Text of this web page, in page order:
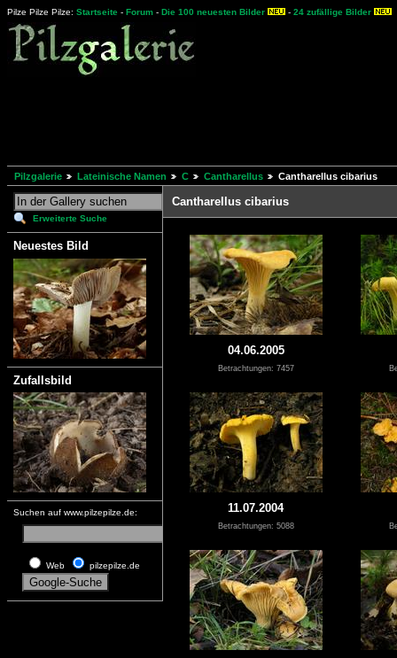
Pilze Pilze Pilze: Startseite - Forum - Die 100 neuesten Bilder - 24 zufällige Bilder
Pilzgalerie Lateinische Namen C Cantharellus Cantharellus cibarius
Erweiterte Suche
Neuestes Bild
Zufallsbild
Suchen auf www.pilzepilze.de:
Web pilzepilze.de
Cantharellus cibarius
04.06.2005
Betrachtungen: 7457
11.07.2004
Betrachtungen: 5088